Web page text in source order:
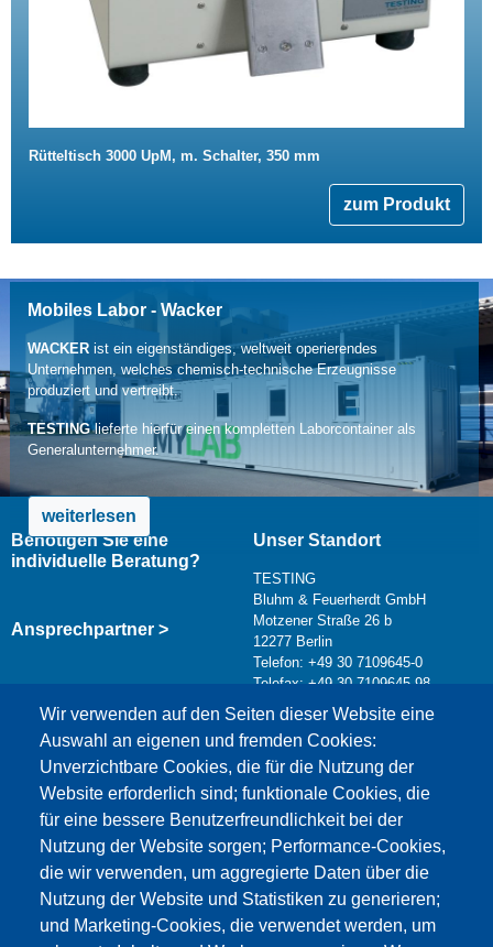
Rütteltisch 3000 UpM, m. Schalter, 350 mm
zum Produkt
Mobiles Labor - Wacker
WACKERist ein eigenständiges, weltweit operierendes
Unternehmen, welches chemisch-technische Erzeugnisse
produziert und vertreibt.
TESTINGlieferte hierfür einen kompletten Laborcontainer als
Generalunternehmer.
weiterlesen
Wir verwenden auf den Seiten dieser Website eine
Auswahl an eigenen und fremden Cookies:
Unverzichtbare Cookies, die für die Nutzung der
Website erforderlich sind; funktionale Cookies, die
für eine bessere Benutzerfreundlichkeit bei der
Nutzung der Website sorgen; Performance-Cookies,
die wir verwenden, um aggregierte Daten über die
Nutzung der Website und Statistiken zu generieren;
und Marketing-Cookies, die verwendet werden, um
Benötigen Sie eine
individuelle Beratung?
Ansprechpartner >
Unser Standort
TESTING
Bluhm & Feuerherdt GmbH
Motzener Straße 26 b
12277 Berlin
Telefon: +49 30 7109645-0
Telefax: +49 30 7109645-98
info@testing.de
Dieser Inhalt ist blockiert, da die Google Maps
Cookies nicht akzeptiert wurden.